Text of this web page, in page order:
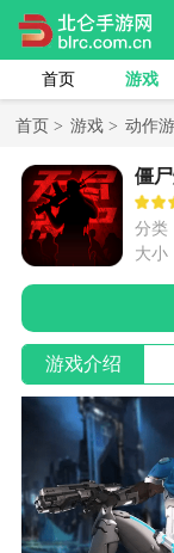
首页 游戏
首页 > 游戏 > 动作
僵
分类
大小
游戏介绍